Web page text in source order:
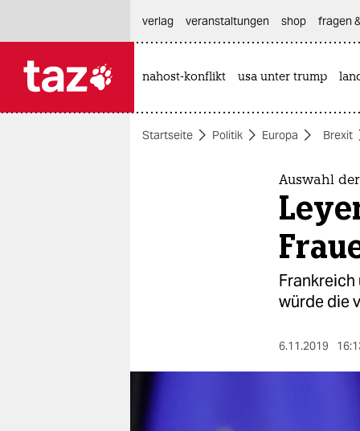
themen
nord
verlag
veranstaltungen shop fragen
nahost-konflikt usa unter trump
Startseite Politik Europa Brexit
Auswahl
würde die
6.11.2019